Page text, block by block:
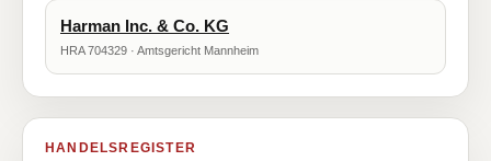
Harman Inc. & Co. KG
HRA 704329 · Amtsgericht Mannheim
HANDELSREGISTER